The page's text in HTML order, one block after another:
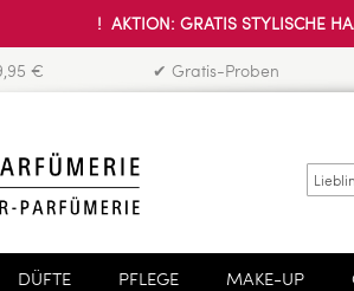
! AKTION: GRATIS STYLISCHE
€ ✔ Gratis-Proben
DÜFTE PFLEGE MAKE-UP